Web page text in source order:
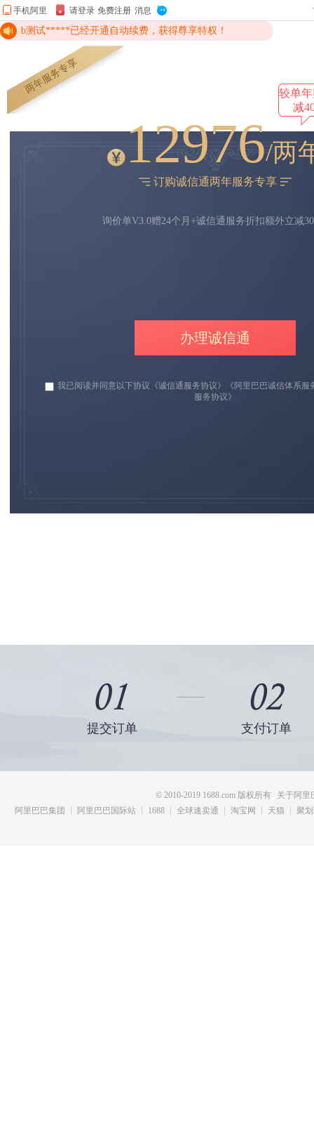
b测试*****已经开通自动续费，获得尊享特权！
b测试*****已经开通自动续费，获得尊享特权！
b测试*****已经开通自动续费，获得尊享特权！
两年服务专享
12976/两
订购诚信通两年服务专享
较单
减
询价单V3.0赠24个月+诚信通服务折扣额外立减
办理诚信通
我已阅读并同意以下协议 《诚信通服务协议》
《阿里巴巴诚信体系服
服务协议》
提交订单 支付订单
© 2010-2019 1688.com 版权所有
关于阿里
阿里巴巴集团
阿里巴巴国际站 1688 全球速卖通 淘宝网 天猫 聚